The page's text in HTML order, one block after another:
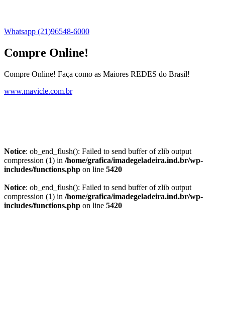
Whatsapp (21)96548-6000
Compre Online!
Compre Online! Faça como as Maiores REDES do Brasil!
www.mavicle.com.br
Notice: ob_end_flush(): Failed to send buffer of zlib output
compression (1) in /home/grafica/imadegeladeira.ind.br/wp-
includes/functions.php on line 5420
Notice: ob_end_flush(): Failed to send buffer of zlib output
compression (1) in /home/grafica/imadegeladeira.ind.br/wp-
includes/functions.php on line 5420